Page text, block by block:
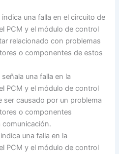
una falla en el circuito de
PCM y el módulo de control
relacionado con problemas
o componentes de estos
una falla en la
PCM y el módulo de control
ser causado por un problema
o componentes
comunicación.
una falla en la
PCM y el módulo de control